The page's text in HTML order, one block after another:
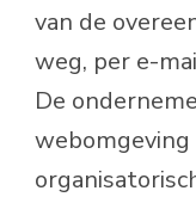
van de
weg, per e-
De